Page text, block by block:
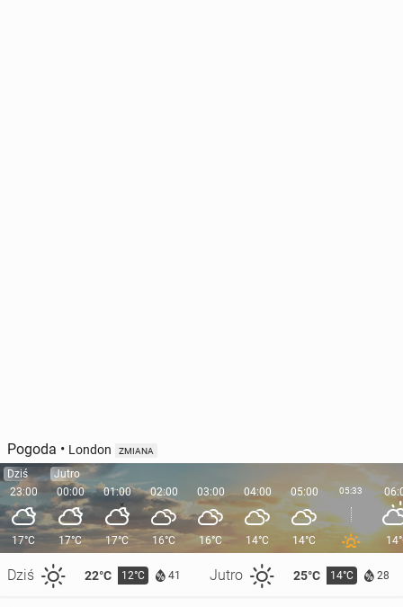
Pogoda • London ZMIANA
Dziś
23:00
17°C
Dziś 22°C 12°C 41 Jutro 25°C 14°C 28
Jutro
00:00
17°C
01:00
17°C
02:00
16°C
03:00
16°C
04:00
14°C
05:00
14°C
05:33